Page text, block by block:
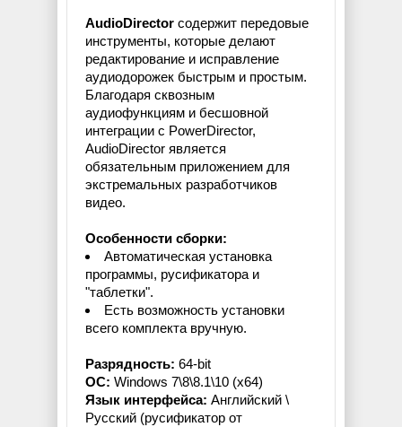
AudioDirector содержит передовые
инструменты, которые делают
редактирование и исправление
аудиодорожек быстрым и простым.
Благодаря сквозным
аудиофункциям и бесшовной
интеграции с PowerDirector,
AudioDirector является
обязательным приложением для
экстремальных разработчиков
видео.
Особенности сборки:
Автоматическая установка
программы, русификатора и
"таблетки".
Есть возможность установки
всего комплекта вручную.
Разрядность: 64-bit
ОС: Windows 7\8\8.1\10 (x64)
Язык интерфейса: Английский \
Русский (русификатор от